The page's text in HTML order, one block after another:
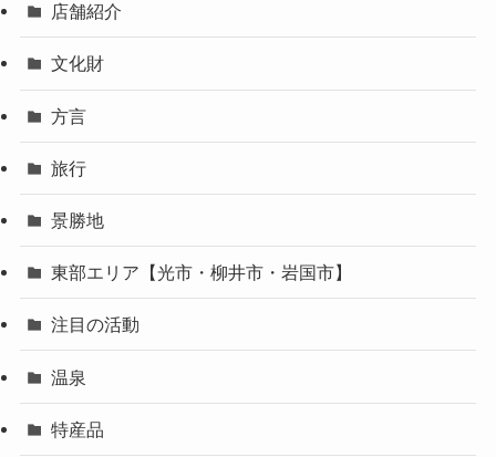
店舗紹介
文化財
方言
旅行
景勝地
東部エリア【光市・柳井市・岩国市】
注目の活動
温泉
特産品